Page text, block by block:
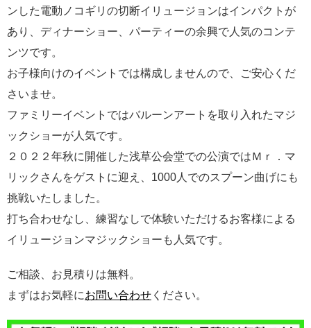
ンした電動ノコギリの切断イリュージョンはインパクトが
あり、ディナーショー、パーティーの余興で人気のコンテ
ンツです。
お子様向けのイベントでは構成しませんので、ご安心くだ
さいませ。
ファミリーイベントではバルーンアートを取り入れたマジ
ックショーが人気です。
２０２２年秋に開催した浅草公会堂での公演ではＭｒ．マ
リックさんをゲストに迎え、1000人でのスプーン曲げにも
挑戦いたしました。
打ち合わせなし、練習なしで体験いただけるお客様による
イリュージョンマジックショーも人気です。
ご相談、お見積りは無料。
まずはお気軽にお問い合わせ ください。